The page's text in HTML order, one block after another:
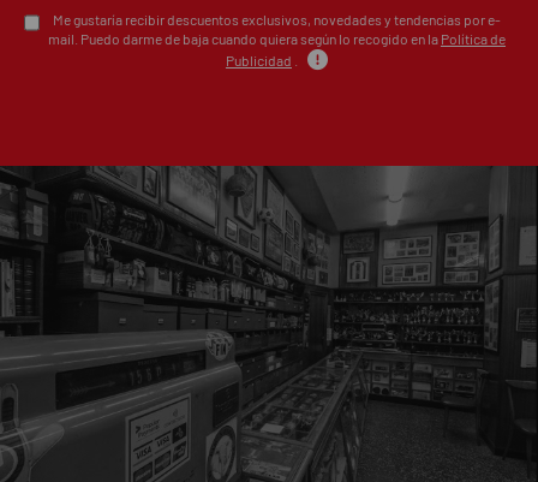
Me gustaría recibir descuentos exclusivos, novedades y tendencias por e-
mail. Puedo darme de baja cuando quiera según lo recogido en la Política de
Publicidad